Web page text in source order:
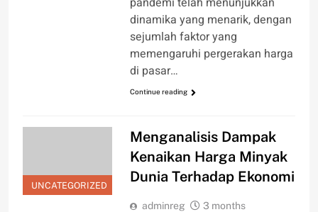
dinamika yang menarik, dengan
sejumlah faktor yang
memengaruhi pergerakan harga
di pasar…
Continue reading
UNCATEGORIZED
Menganalisis Dampak
Kenaikan Harga Minyak
Dunia Terhadap Ekonomi
adminreg
3 months